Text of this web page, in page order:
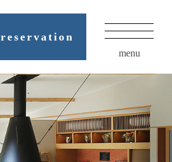
reservation
menu